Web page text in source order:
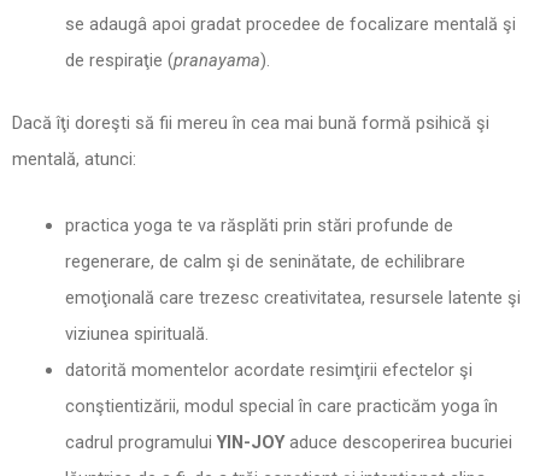
se adaugâ apoi gradat procedee de focalizare mentală şi
de respiraţie (pranayama).
Dacă îţi doreşti să fii mereu în cea mai bună formă psihică şi
mentală, atunci:
practica yoga te va răsplăti prin stări profunde de
regenerare, de calm şi de seninătate, de echilibrare
emoţională care trezesc creativitatea, resursele latente şi
viziunea spirituală.
datorită momentelor acordate resimţirii efectelor şi
conştientizării, modul special în care practicăm yoga în
cadrul programuluiYIN-JOYaduce descoperirea bucuriei